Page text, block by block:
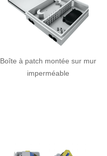
Boîte à patch montée sur mur
imperméable